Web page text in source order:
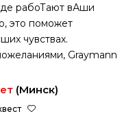
рабоТают вАши
это поможет
чувствах.
Graymann
(Минск)